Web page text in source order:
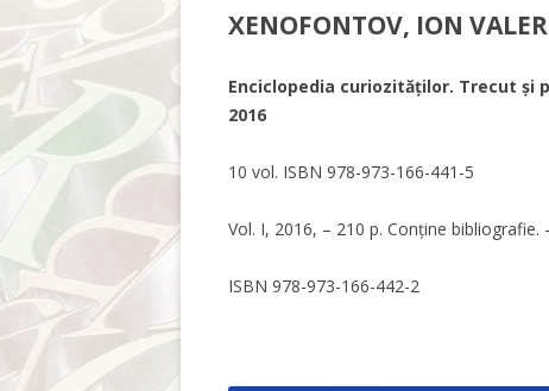
XENOFONTOV, ION VALER
Enciclopedia curiozităților. Trecut și
2016
10 vol. ISBN 978-973-166-441-5
Vol. I, 2016, – 210 p. Conține bibliografie.
ISBN 978-973-166-442-2